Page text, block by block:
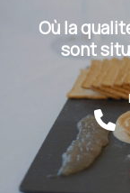
Où la
sont